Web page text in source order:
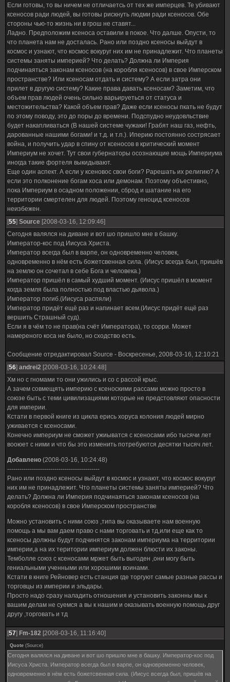
Если готовы, то вы ничем не отличаетсь от тех же имперцев. Те убивают
ксеносов ради людей, вы готовы рискнуть людми ради ксеносов. Обе
стороны чью-то жизнь ни в грош не ставят...
Ладно. Предположим ксеноса оставили в покое. Что далше. Опусти, то
что планета нам не досталась. Рано или поздно ксеносы выйдут в
космос и узнают, что космос вокуруг них им не принадлежит. Что планеты
системы заняты империей? Что делать? Должна ли Империя
подчинаяться законам ксеносов (на коробля ксеносов) в свое Имперском
пространстве? Или ксеносам отдать и систему? А если затра они
прилет в другую систему? Какие права давать ксеносам? Заметим, что
объем прав людей очень сильно варьируеться от статуса и
местожительства? Какой объем прав? Даже если ксеносы пкать не будут
по этому поводу, это до поры до времени. Подспудно неудовльствие
будет накапливаться (В нашей системе чужаки! Грабят наш газ, нефть,
дарованные нашими богами! и т.д. и т.п.). Иперию постоянно сострясает
война, и получить удар в спину от ксеносов в критический момент
Империум не хочет. Тут свои губернаторы осознающие мощь Империума
иногда такие фортеля выкидывают.
Еще один аспект. А если у ксеновос свои боги? Рарешать их религию? А
если это полконение богам хоса или демонам. Поэтому объестивно,
пока Империум в осадном положении, сброд и шатание на его
территории смертелен для людей. Поэтому геноцид ксеносов
неизбежен.
[55] Source [2008-03-16, 12:09:46]
Сегодня валялся на диване и вот шо пришло мне в башку.
Император-кос под Иисуса Христа.
Император всегда был в варпе, он одновременно человек,
одновременно в нём есть божетсвенная сила. (Иисус всегда был, пришёв
на землю он сочетал в себе Бога и человека.)
Император пришёл в самый худший момент. (Иисус пришёл в момент
когда земля была полностью под властью дьявола.)
Император погиб.(Иисуса распяли)
Император придёт ещё раз и напинает всем.(Иисус придёт ещё раз
вершить Страшный суд).
Если я в чём то не прав(на счёт Императора), то сорри. Может
намереного коса не было, но сходство есть.
Сообщение отредактировал Source - Воскресенье, 2008-03-16, 12:10:21
[56] andrei2 [2008-03-16, 10:24:48]
Хм но с гномами то они ужились и со с рассой крыс.
А зачем совмещять империю с ксеноскими рассами можно просто в
союзе быть с теми цивилизациями которые не предстовляют опасности
для империи.
Кстати в первой книге из цикла ерись хоруса колония людей мирно
уживается с ксеносами.
Конечно империум не сможет ужиыватся с ксеносами ибо тысячи лет
вооюет с ними и что бы это изменить потребуются десятки тысяч лет.
Добавлено (2008-03-16, 10:24:48)
---------------------------------------------
Рано или поздно ксеносы выйдут в космос и узнают, что космос вокуруг
них им не принадлежит. Что планеты системы заняты империей? Что
делать? Должна ли Империя подчинаяться законам ксеносов (на
коробля ксеносов) в свое Имперском пространстве
Можно установить с ними союз ,типа вы оказываете нам военную
помощь а мы вам даем право с нами торговать и тд,или еще как то
ксеносы должны будут подчинятся законам империума на территории
империи,а на их територии империум должен блюсти их законы.
Темболле союз с ксеносами мржет быть выгоден ,они могу быть
гениальными ученными или хорошими воинами.
Кстати в книге Рейновер есть станция где торгуют самые разные рассы и
торговцы из империи и эльдары.
Просто надо сразу наладить отношения и установить законны мы к
вашим делам не суемся а вы к нашим и оказывать военную помощь друг
другу ,торговать и тд
[57] Fm-182 [2008-03-16, 11:16:40]
Quote (Source)
Сегодня валялся на диване и вот шо пришло мне в башку. Император-кос под
Иисуса Христа. Император всегда был в варпе, он одновременно человек,
одновременно в нём есть божетсвенная сила. (Иисус всегда был, пришёв на